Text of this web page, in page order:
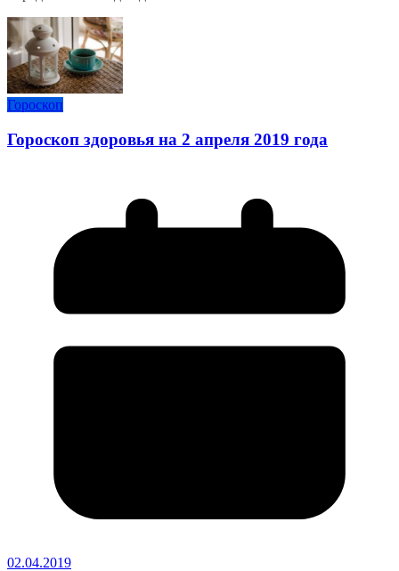
Гороскоп
Гороскоп здоровья на 2 апреля 2019 года
02.04.2019